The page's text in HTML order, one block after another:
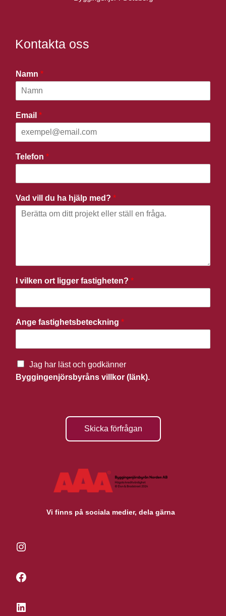
Kontakta oss
Namn *
Email *
Telefon *
Vad vill du ha hjälp med? *
I vilken ort ligger fastigheten? *
Ange fastighetsbeteckning *
Jag har läst och godkänner
Byggingenjörsbyråns villkor (länk).
Skicka förfrågan
Vi finns på sociala medier, dela gärna
Instagram
Facebook
LinkedIn